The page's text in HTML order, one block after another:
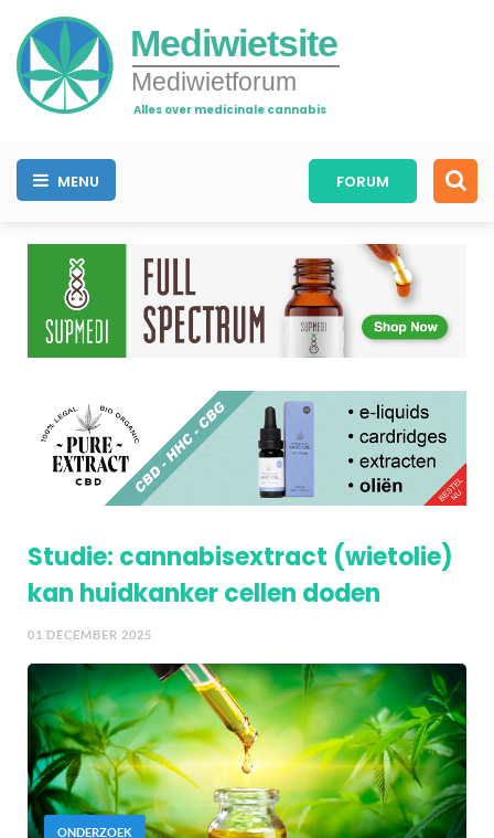
Mediwietsite
Mediwietforum
Alles over medicinale cannabis
MENU FORUM
Studie: cannabisextract (wietolie)
kan huidkanker cellen doden
01 DECEMBER 2025
ONDERZOEK